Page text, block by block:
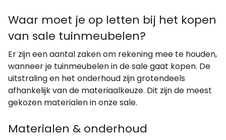
Waar moet je op letten bij het kopen
van sale tuinmeubelen?
Er zijn een aantal zaken om rekening mee te houden,
wanneer je tuinmeubelen in de sale gaat kopen. De
uitstraling en het onderhoud zijn grotendeels
afhankelijk van de materiaalkeuze. Dit zijn de meest
gekozen materialen in onze sale.
Materialen & onderhoud